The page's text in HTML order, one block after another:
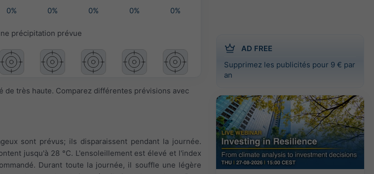
AD FREE
Supprimez les publicités pour 9 € par
an
0% 0% 0% 0% 0%
précipitation prévue
très haute. Comparez différentes prévisions avec
sont prévus; ils disparaissent pendant la journée.
jusqu'à 28 °C. L'ensoleillement est élevé et l'index
Durant toute la journée, il souffle une légère